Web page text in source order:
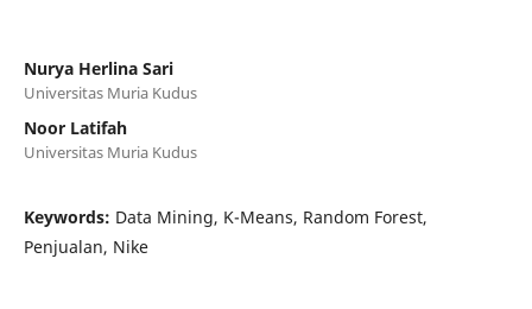
Nurya Herlina Sari
Universitas Muria Kudus
Noor Latifah
Universitas Muria Kudus
Keywords: Data Mining, K-Means, Random Forest,
Penjualan, Nike